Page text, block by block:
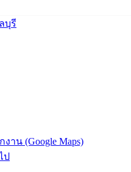
าน (Google Maps)
ป
วเตอร์หรืออิเล็กทรอนิกส์
รุภัณฑ์คอมพิวเตอร์
การศึกษา)
2026